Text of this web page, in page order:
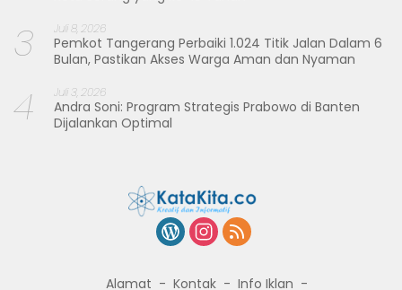
3 Juli 8, 2026
Pemkot Tangerang Perbaiki 1.024 Titik Jalan Dalam 6
Bulan, Pastikan Akses Warga Aman dan Nyaman
4 Juli 3, 2026
Andra Soni: Program Strategis Prabowo di Banten
Dijalankan Optimal
Alamat Kontak Info Iklan